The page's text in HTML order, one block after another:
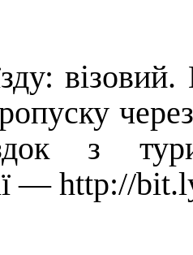
з
— http://